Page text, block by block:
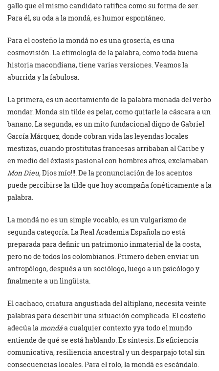
gallo que el mismo candidato ratifica como su forma de ser.
Para él, su oda a la mondá, es humor espontáneo.
Para el costeño la mondá no es una grosería, es una
cosmovisión. La etimología de la palabra, como toda buena
historia macondiana, tiene varias versiones. Veamos la
aburrida y la fabulosa.
La primera, es un acortamiento de la palabra monada del verbo
mondar. Monda sin tilde es pelar, como quitarle la cáscara a un
banano. La segunda, es un mito fundacional digno de Gabriel
García Márquez, donde cobran vida las leyendas locales
mestizas, cuando prostitutas francesas arribaban al Caribe y
en medio del éxtasis pasional con hombres afros, exclamaban
Mon Dieu,Dios mío!!!. De la pronunciación de los acentos
puede percibirse la tilde que hoy acompaña fonéticamente a la
palabra.
La mondá no es un simple vocablo, es un vulgarismo de
segunda categoría. La Real Academia Española no está
preparada para definir un patrimonio inmaterial de la costa,
pero no de todos los colombianos. Primero deben enviar un
antropólogo, después a un sociólogo, luego a un psicólogo y
finalmente a un lingüista.
El cachaco, criatura angustiada del altiplano, necesita veinte
palabras para describir una situación complicada. El costeño
adecúa lamondáa cualquier contexto yya todo el mundo
entiende de qué se está hablando. Es síntesis. Es eficiencia
comunicativa, resiliencia ancestral y un desparpajo total sin
consecuencias locales. Para el rolo, la mondá es escándalo.